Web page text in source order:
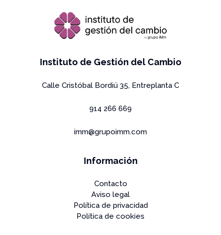
Instituto de Gestión del Cambio
Calle Cristóbal Bordiú 35, Entreplanta C
914 266 669
imm@grupoimm.com
Información
Contacto
Aviso legal
Política de privacidad
Política de cookies